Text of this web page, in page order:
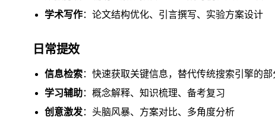
学术写作：论文结构优化、引言撰写、实验方案设计
日常提效
信息检索：快速获取关键信息，替代传统搜索引擎的部
学习辅助：概念解释、知识梳理、备考复习
创意激发：头脑风暴、方案对比、多角度分析